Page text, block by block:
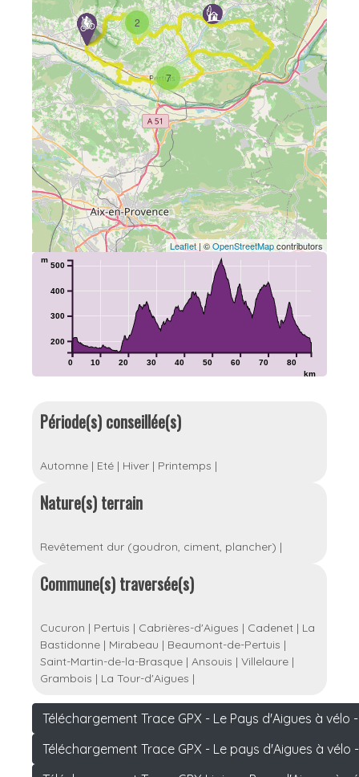
7
2
Leaflet| ©OpenStreetMapcontributors
0 10 20 30 40 50 60 70 80
km
200
300
400
500
m
Période(s) conseillée(s)
Automne | Eté | Hiver | Printemps |
Nature(s) terrain
Revêtement dur (goudron, ciment, plancher) |
Commune(s) traversée(s)
Cucuron | Pertuis | Cabrières-d'Aigues | Cadenet | La
Bastidonne | Mirabeau | Beaumont-de-Pertuis |
Saint-Martin-de-la-Brasque | Ansouis | Villelaure |
Grambois | La Tour-d'Aigues |
Téléchargement Trace GPX - Le Pays d'Aigues à vélo
Téléchargement Trace GPX - Le pays d'Aigues à vélo